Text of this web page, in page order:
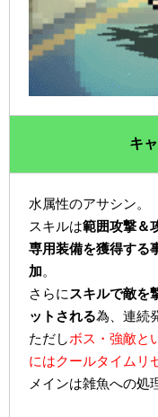
キ
水属性のアサシン。
スキルは範囲攻撃＆
専用装備を獲得する
加。
さらに スキルで敵を
ットされる為、連続
ただしボス・強敵と
にはクールタイムリ
メインは雑魚への処